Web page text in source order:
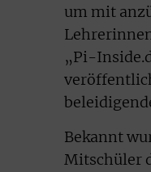
um mit
„Pi-
Bekannt
Mitschüler